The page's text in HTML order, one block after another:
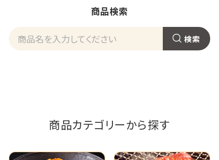
商品検索
商品カテゴリーから探す